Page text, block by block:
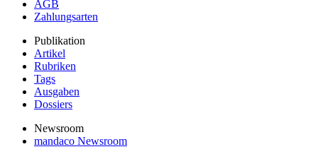
AGB
Zahlungsarten
Publikation
Artikel
Rubriken
Tags
Ausgaben
Dossiers
Newsroom
mandaco Newsroom